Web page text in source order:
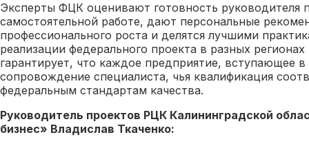
Эксперты ФЦК оценивают готовность руководителя
самостоятельной работе, дают персональные
профессионального роста и делятся лучшими
реализации федерального проекта в разных
гарантирует, что каждое предприятие, вступающее в
сопровождение специалиста, чья квалификация
федеральным стандартам качества.
Руководитель проектов РЦК Калининградской
бизнес» Владислав Ткаченко: